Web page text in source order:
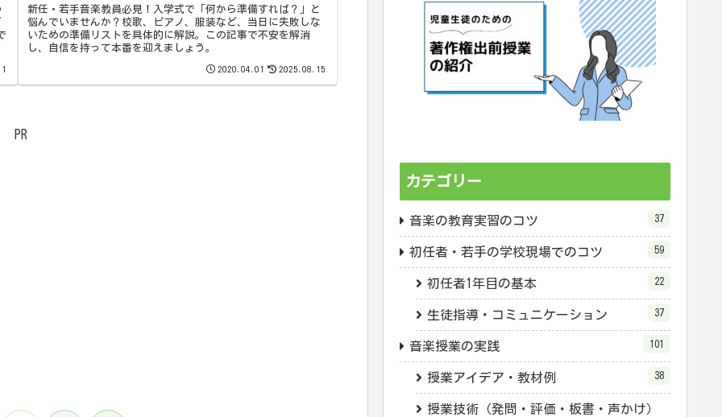
新任・若手音楽教員必見！入学式で「何から準備すれば？」と
悩んでいませんか？校歌、ピアノ、服装など、当日に失敗しな
いための準備リストを具体的に解説。この記事で不安を解消
し、自信を持って本番を迎えましょう。
2020.04.01 2025.08.15
PR
カテゴリー
音楽の教育実習のコツ 37
初任者・若手の学校現場でのコツ 59
初任者1年目の基本 22
生徒指導・コミュニケーション 37
音楽授業の実践 101
授業アイデア・教材例 38
授業技術（発問・評価・板書・声かけ）